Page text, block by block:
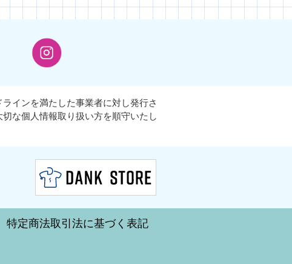
インを満たした事業者に対し発行さ
な個人情報取り扱い方を順守いたし
特定商法取引法に基づく表記